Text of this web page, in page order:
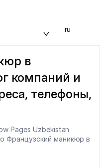
ru
в
компаний и
телефоны,
Pages Uzbekistan
Французский маникюр в